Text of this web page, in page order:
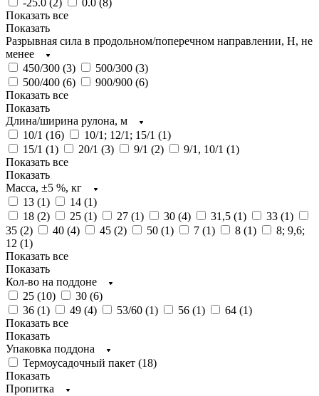
-25.0 (2) 0.0 (8)
Показать все
Показать
Разрывная сила в продольном/поперечном направлении, H, не
менее
450/300 (3) 500/300 (3)
500/400 (6) 900/900 (6)
Показать все
Показать
Длина/ширина рулона, м
10/1 (16) 10/1; 12/1; 15/1 (1)
15/1 (1) 20/1 (3) 9/1 (2) 9/1, 10/1 (1)
Показать все
Показать
Масса, ±5 %, кг
13 (1) 14 (1)
18 (2) 25 (1) 27 (1) 30 (4) 31,5 (1) 33 (1)
35 (2) 40 (4) 45 (2) 50 (1) 7 (1) 8 (1)
8; 9,6;
12 (1)
Показать все
Показать
Кол-во на поддоне
25 (10) 30 (6)
36 (1) 49 (4) 53/60 (1) 56 (1) 64 (1)
Показать все
Показать
Упаковка поддона
Термоусадочный пакет (18)
Показать
Пропитка